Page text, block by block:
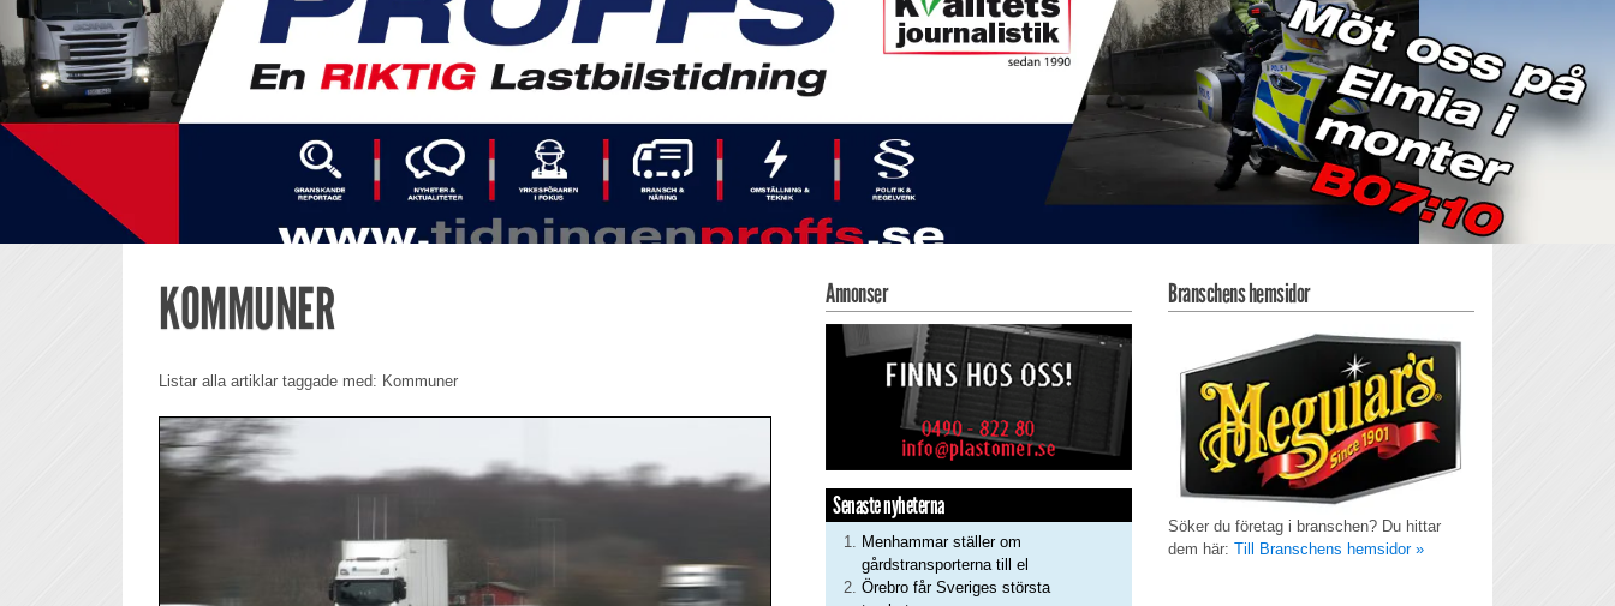
KOMMUNER
Listar alla artiklar taggade med: Kommuner
Annonser
Senaste nyheterna
Menhammar ställer om
gårdstransporterna till el
Örebro får Sveriges största
Branschens hemsidor
Söker du företag i branschen? Du hittar
dem här: Till Branschens hemsidor »